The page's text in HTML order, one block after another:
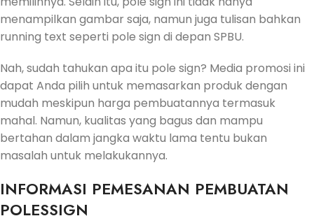
menampilkan gambar saja, namun juga tulisan bahkan
running text seperti pole sign di depan SPBU.
Nah, sudah tahukan apa itu pole sign? Media promosi ini
dapat Anda pilih untuk memasarkan produk dengan
mudah meskipun harga pembuatannya termasuk
mahal. Namun, kualitas yang bagus dan mampu
bertahan dalam jangka waktu lama tentu bukan
masalah untuk melakukannya.
INFORMASI PEMESANAN PEMBUATAN
POLESSIGN